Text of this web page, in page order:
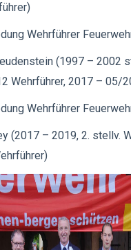
Wehrführer
(1997 – 2002
Wehrführer, 2017 – 05/
Wehrführer
(2017 – 2019, 2. stellv.